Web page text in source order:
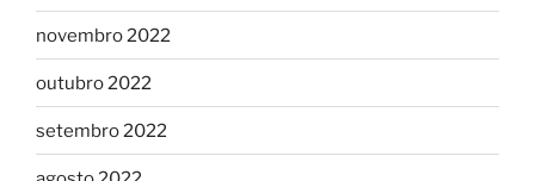
novembro 2022
outubro 2022
setembro 2022